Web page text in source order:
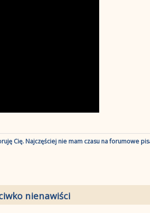
Cię. Najczęściej nie mam czasu na forumowe
nienawiści